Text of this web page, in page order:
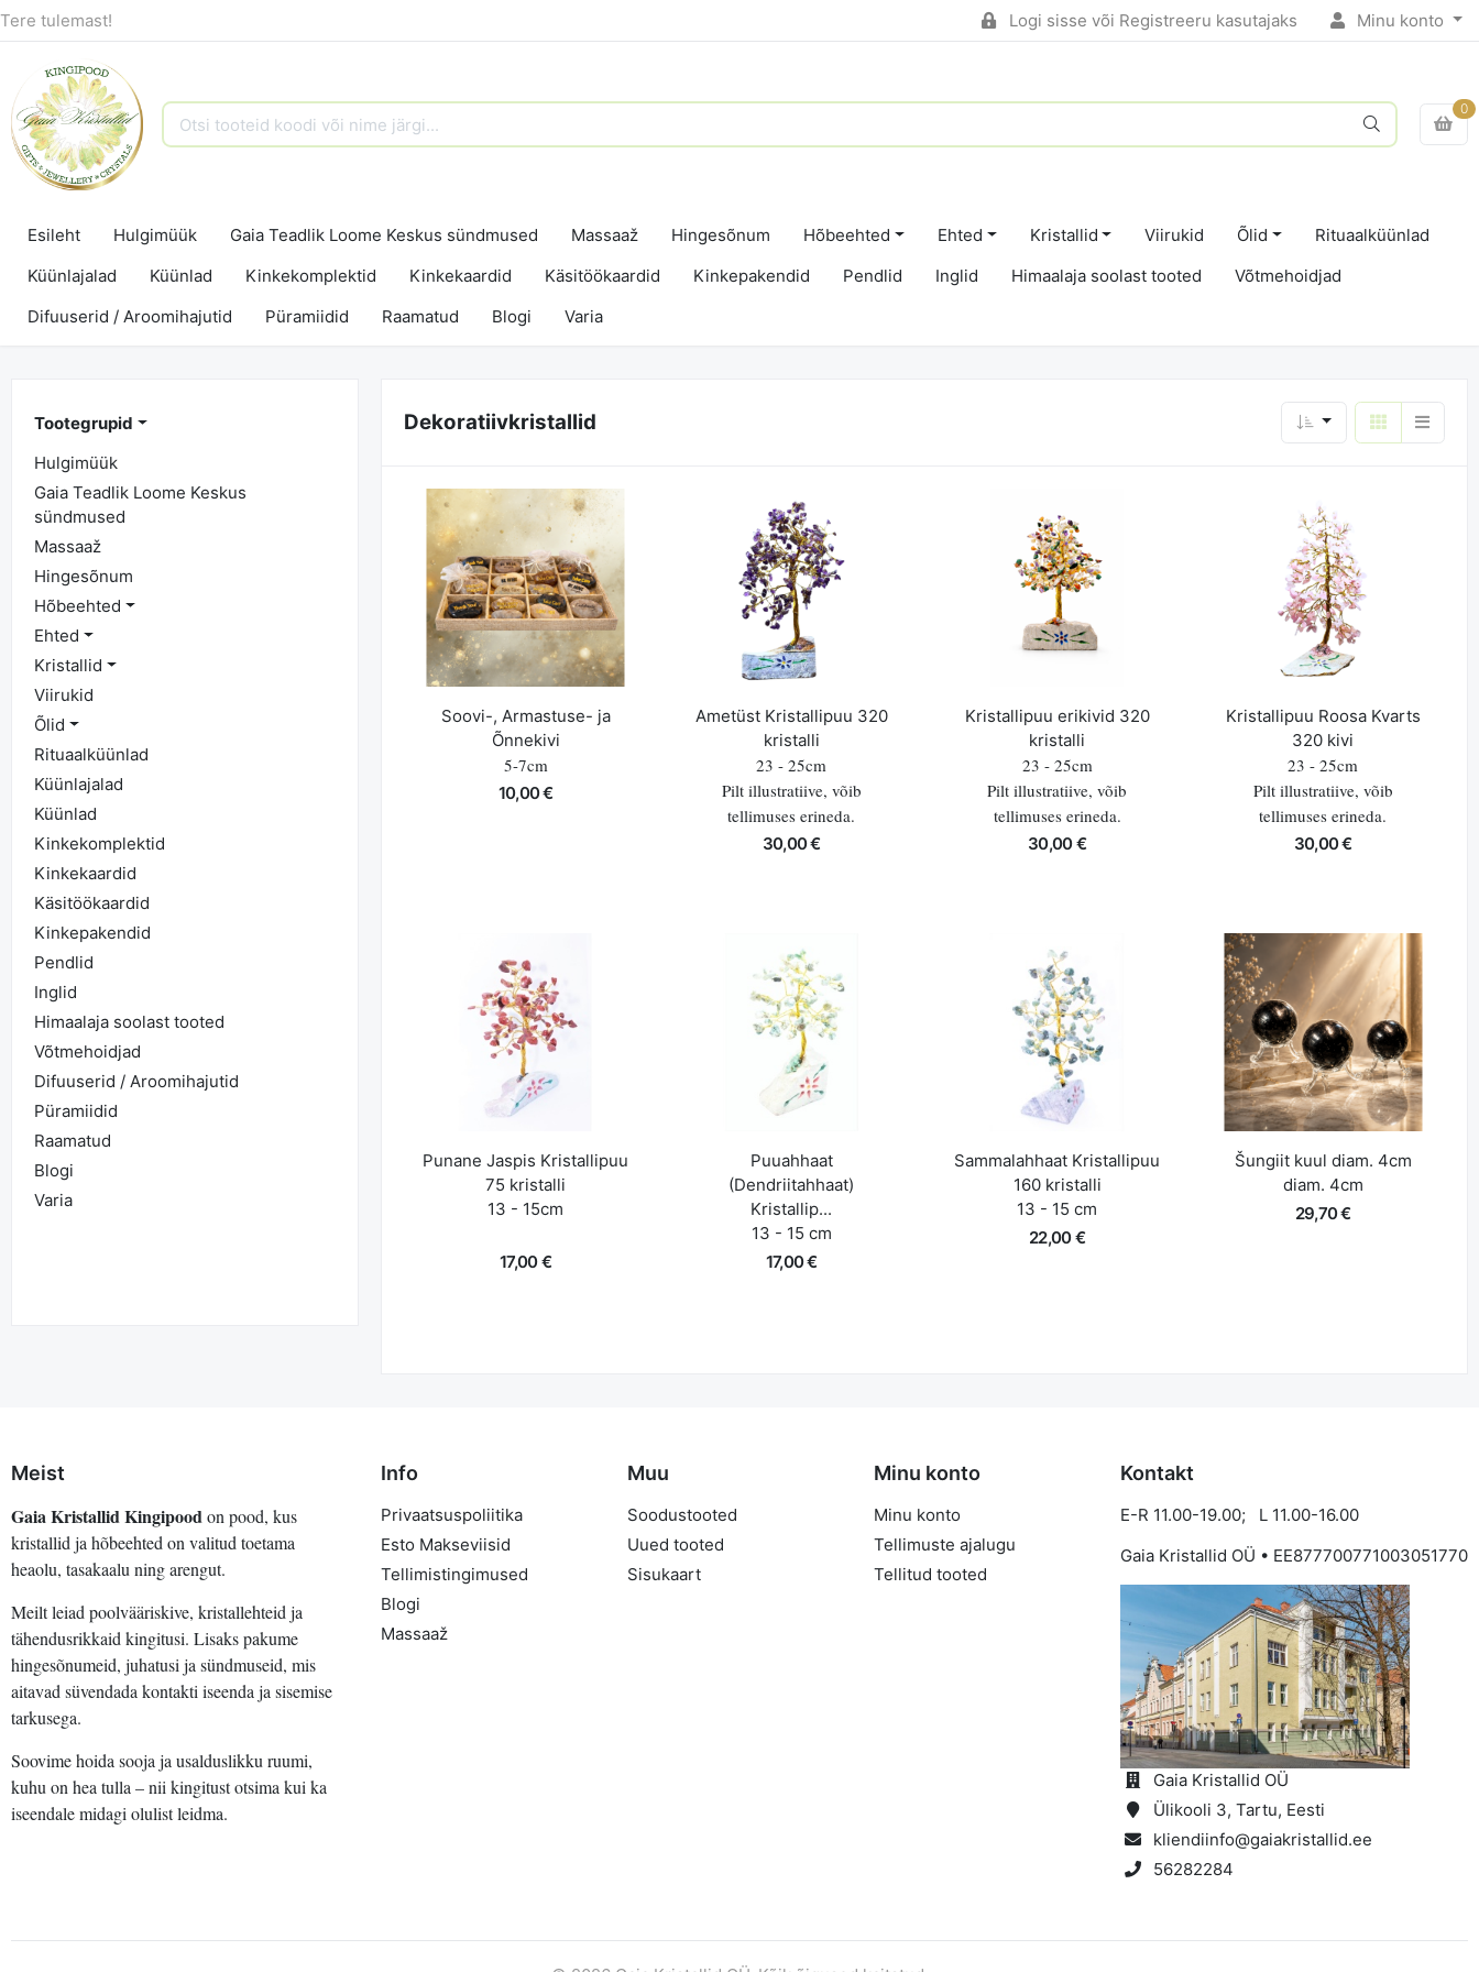
Tere tulemast! Logi sisse või Registreeru kasutajaks Minu konto
0
Esileht Hulgimüük Gaia Teadlik Loome Keskus sündmused Massaaž Hingesõnum Hõbeehted Ehted Kristallid Viirukid Õlid
Rituaalküünlad
Küünlajalad
Küünlad Kinkekomplektid Kinkekaardid Käsitöökaardid Kinkepakendid Pendlid Inglid Himaalaja soolast tooted
Võtmehoidjad
Difuuserid / Aroomihajutid
Püramiidid Raamatud Blogi Varia
Tootegrupid
Hulgimüük
Gaia Teadlik Loome Keskus
sündmused
Massaaž
Hingesõnum
Hõbeehted
Ehted
Kristallid
Viirukid
Õlid
Rituaalküünlad
Küünlajalad
Küünlad
Kinkekomplektid
Kinkekaardid
Käsitöökaardid
Kinkepakendid
Pendlid
Inglid
Himaalaja soolast tooted
Võtmehoidjad
Difuuserid / Aroomihajutid
Püramiidid
Raamatud
Blogi
Varia
Dekoratiivkristallid
Soovi-, Armastuse- ja
Õnnekivi
5-7cm
10,00 €
Lisa korvi
Kiire ülevaade
Ametüst Kristallipuu 320
kristalli
23 - 25cm
Pilt illustratiive, võib
tellimuses erineda.
30,00 €
Lisa korvi
Kiire ülevaade
Kristallipuu erikivid 320
kristalli
23 - 25cm
Pilt illustratiive, võib
tellimuses erineda.
30,00 €
Lisa korvi
Kiire ülevaade
Kristallipuu Roosa Kvarts
320 kivi
23 - 25cm
Pilt illustratiive, võib
tellimuses erineda.
30,00 €
Lisa korvi
Kiire ülevaade
Punane Jaspis Kristallipuu
75 kristalli
13 - 15cm
17,00 €
Puuahhaat
(Dendriitahhaat)
Kristallip...
13 - 15 cm
17,00 €
Sammalahhaat Kristallipuu
160 kristalli
13 - 15 cm
22,00 €
Šungiit kuul diam. 4cm
diam. 4cm
29,70 €
Meist
Gaia Kristallid Kingipoodon pood, kus
kristallid ja hõbeehted on valitud toetama
heaolu, tasakaalu ning arengut.
Meilt leiad poolvääriskive, kristallehteid ja
tähendusrikkaid kingitusi. Lisaks pakume
hingesõnumeid, juhatusi ja sündmuseid, mis
aitavad süvendada kontakti iseenda ja sisemise
tarkusega.
Soovime hoida sooja ja usalduslikku ruumi,
kuhu on hea tulla – nii kingitust otsima kui ka
iseendale midagi olulist leidma.
Info
Privaatsuspoliitika
Esto Makseviisid
Tellimistingimused
Blogi
Massaaž
Muu
Soodustooted
Uued tooted
Sisukaart
Minu konto
Minu konto
Tellimuste ajalugu
Tellitud tooted
Kontakt
E-R 11.00-19.00; L 11.00-16.00
Gaia Kristallid OÜ • EE877700771003051770
Gaia Kristallid OÜ
Ülikooli 3, Tartu, Eesti
kliendiinfo@gaiakristallid.ee
56282284